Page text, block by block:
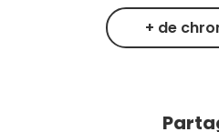
+ de